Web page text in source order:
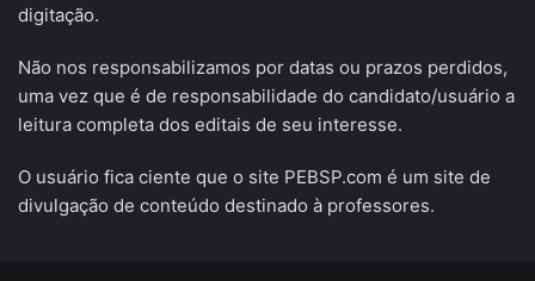
digitação.
Não nos responsabilizamos por datas ou prazos perdidos,
uma vez que é de responsabilidade do candidato/usuário a
leitura completa dos editais de seu interesse.
O usuário fica ciente que o site PEBSP.com é um site de
divulgação de conteúdo destinado à professores.